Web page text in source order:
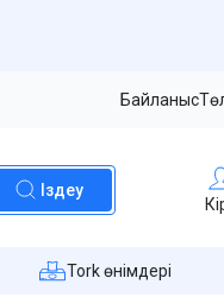
Байланыс
Іздеу
Tork өнімдері